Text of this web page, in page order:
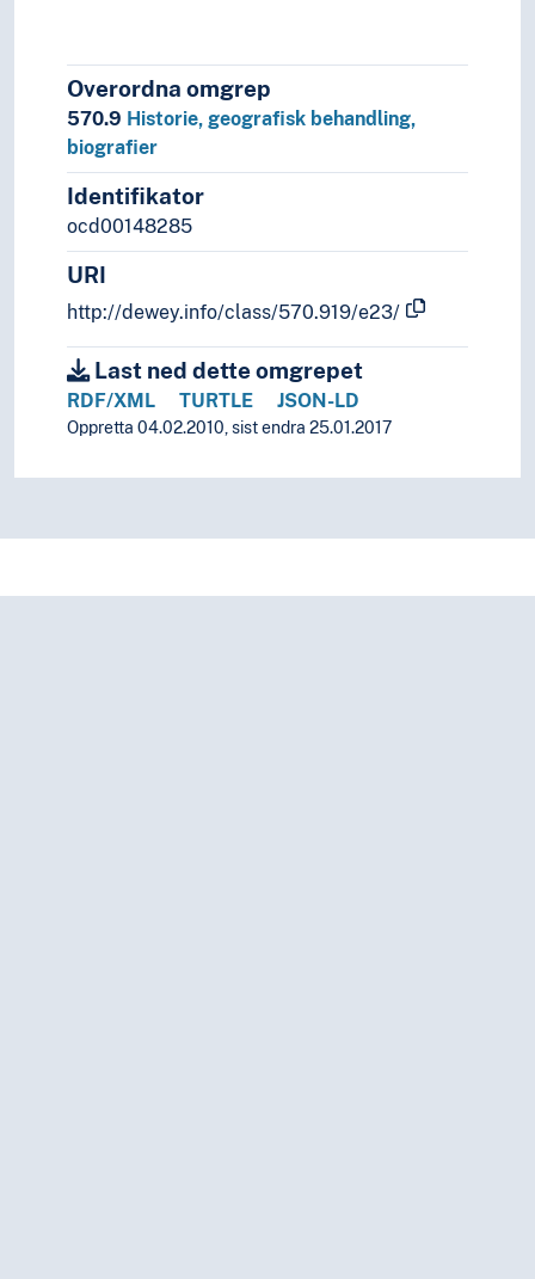
Overordna omgrep
570.9 Historie, geografisk behandling,
biografier
Identifikator
ocd00148285
URI
http://dewey.info/class/570.919/e23/
Last ned dette omgrepet
RDF/XML TURTLE JSON-LD
Oppretta 04.02.2010, sist endra 25.01.2017